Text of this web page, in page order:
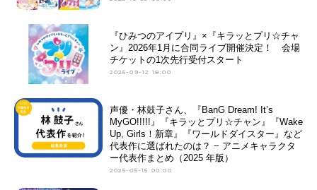
『ひみつのアイプリ』×『キラッとプリ☆チャ
ン』2026年1月に合同ライブ開催決定！ 会場
チケットの1次先行受付スタート
2025-09-12 18:00
声優・林鼓子さん、『BanG Dream! It’s
MyGO!!!!!』『キラッとプリ☆チャン』『Wake
Up, Girls！新章』『ワールドダイスター』など
代表作に選ばれたのは？ − アニメキャラクタ
ー代表作まとめ（2025 年版）
2025-05-15 00:00